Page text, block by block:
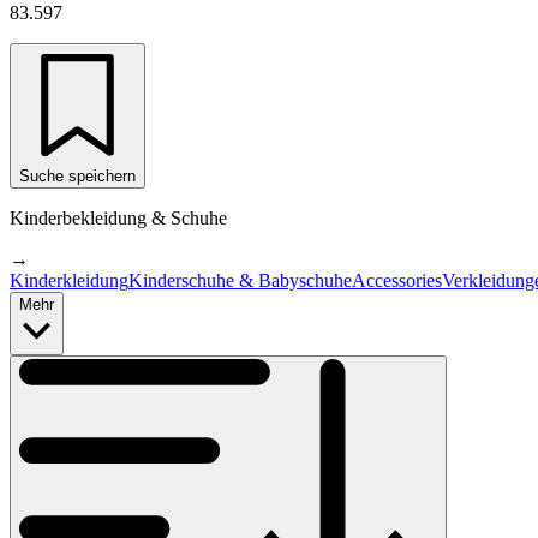
83.597
Suche speichern
Kinderbekleidung & Schuhe
→
KinderkleidungKinderschuhe & BabyschuheAccessories
Mehr